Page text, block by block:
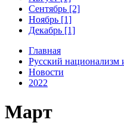
Сентябрь [2]
Ноябрь [1]
Декабрь [1]
Главная
Русский национализм
Новости
2022
Март